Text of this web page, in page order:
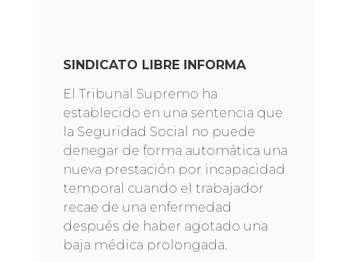
SINDICATO LIBRE INFORMA
El Tribunal Supremo ha
establecido en una sentencia que
la Seguridad Social no puede
denegar de forma automática una
nueva prestación por incapacidad
temporal cuando el trabajador
recae de una enfermedad
después de haber agotado una
baja médica prolongada.